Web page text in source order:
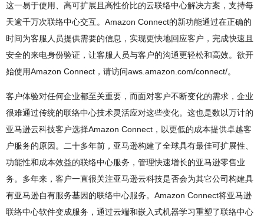
这一易于使用、高可扩展且高性价比的云联络中心解决方案，支持每
天逾千万次联络中心交互。Amazon Connect的新功能通过在正确的
时间为客服人员提供需要的信息，实现更快地回应客户，完成快速且
安全的来电身份验证，让客服人员与客户的沟通更轻松和高效。欲开
始使用Amazon Connect，请访问aws.amazon.com/connect/。
客户体验对任何企业都至关重要，而面对客户不断变化的需求，企业
很难通过传统的联络中心技术灵活应对这些变化。这也是数以万计的
亚马逊云科技客户选择Amazon Connect，以更低的成本提供卓越客
户服务的原因。二十多年前，亚马逊构建了全球具有最佳可扩展性、
功能性和成本效益的联络中心服务，管理快速增长的亚马逊零售业
务。多年来，客户一直很关注亚马逊云科技是否会为其它公司构建具
有亚马逊自有服务基因的联络中心服务。Amazon Connect将亚马逊
联络中心软件变成服务，通过云端和嵌入式机器学习重塑了联络中心